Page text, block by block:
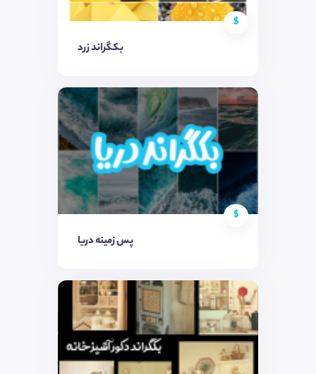
$
بکگراند زرد
$
پس زمینه دریا